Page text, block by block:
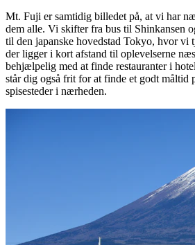
Mt. Fuji er samtidig billedet på, at vi har
dem alle. Vi skifter fra bus til Shinkansen
til den japanske hovedstad Tokyo, hvor vi
der ligger i kort afstand til oplevelserne
behjælpelig med at finde restauranter i
står dig også frit for at finde et godt måltid
spisesteder i nærheden.